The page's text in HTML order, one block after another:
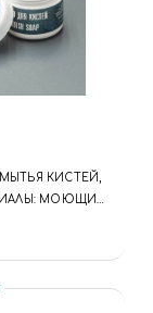
КИСТЕЙ,
МОЮЩИЕ